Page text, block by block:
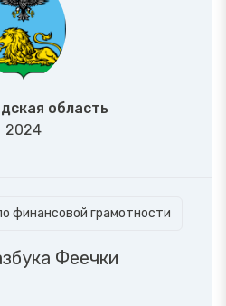
область
2024
финансовой грамотности
Феечки